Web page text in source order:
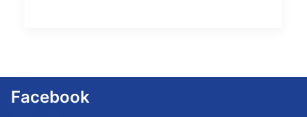
Facebook